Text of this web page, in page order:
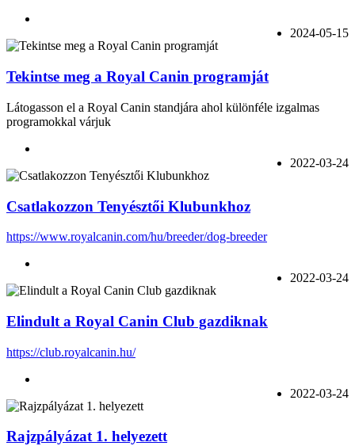
2024-05-15
Tekintse meg a Royal Canin programját
Látogasson el a Royal Canin standjára ahol különféle izgalmas
programokkal várjuk
2022-03-24
Csatlakozzon Tenyésztői Klubunkhoz
https://www.royalcanin.com/hu/breeder/dog-breeder
2022-03-24
Elindult a Royal Canin Club gazdiknak
https://club.royalcanin.hu/
2022-03-24
Rajzpályázat 1. helyezett